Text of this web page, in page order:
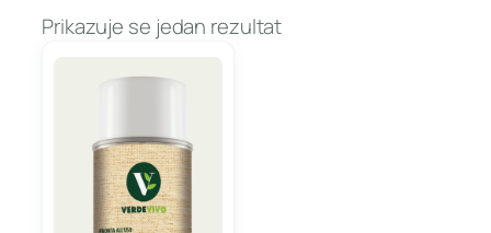
Prikazuje se jedan rezultat